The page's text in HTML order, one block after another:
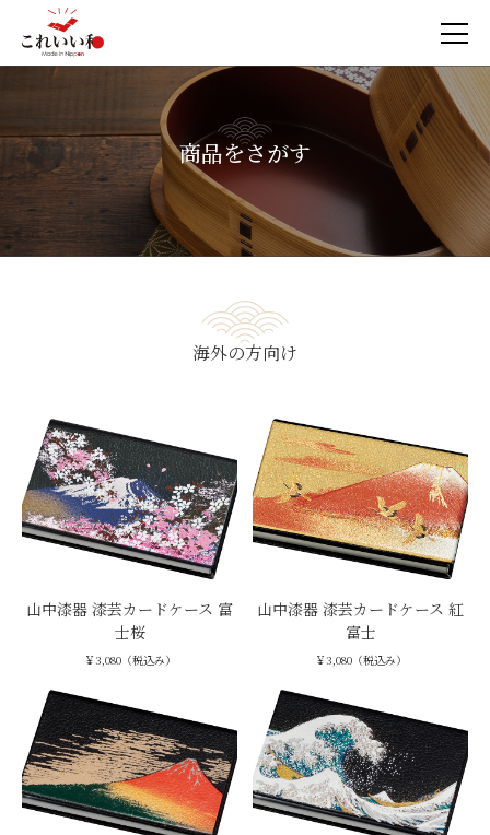
商品をさがす
海外の方向け
山中漆器 漆芸カードケース 富
士桜
￥3,080（税込み）
山中漆器 漆芸カードケース 紅
富士
￥3,080（税込み）